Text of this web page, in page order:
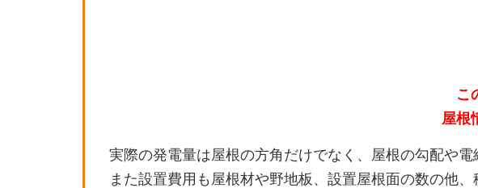
こ
屋根
実際の発電量は屋根の方角だけでなく、屋根の勾配や電
また設置費用も屋根材や野地板、設置屋根面の数の他